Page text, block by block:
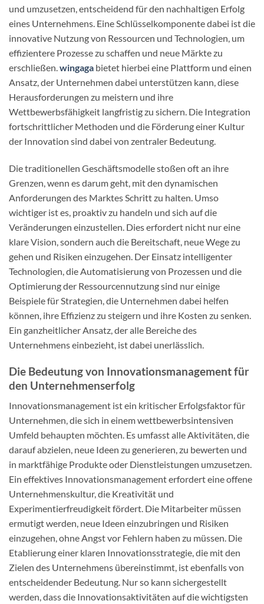
und umzusetzen, entscheidend für den nachhaltigen Erfolg
eines Unternehmens. Eine Schlüsselkomponente dabei ist die
innovative Nutzung von Ressourcen und Technologien, um
effizientere Prozesse zu schaffen und neue Märkte zu
erschließen.wingaga bietet hierbei eine Plattform und einen
Ansatz, der Unternehmen dabei unterstützen kann, diese
Herausforderungen zu meistern und ihre
Wettbewerbsfähigkeit langfristig zu sichern. Die Integration
fortschrittlicher Methoden und die Förderung einer Kultur
der Innovation sind dabei von zentraler Bedeutung.
Die traditionellen Geschäftsmodelle stoßen oft an ihre
Grenzen, wenn es darum geht, mit den dynamischen
Anforderungen des Marktes Schritt zu halten. Umso
wichtiger ist es, proaktiv zu handeln und sich auf die
Veränderungen einzustellen. Dies erfordert nicht nur eine
klare Vision, sondern auch die Bereitschaft, neue Wege zu
gehen und Risiken einzugehen. Der Einsatz intelligenter
Technologien, die Automatisierung von Prozessen und die
Optimierung der Ressourcennutzung sind nur einige
Beispiele für Strategien, die Unternehmen dabei helfen
können, ihre Effizienz zu steigern und ihre Kosten zu senken.
Ein ganzheitlicher Ansatz, der alle Bereiche des
Unternehmens einbezieht, ist dabei unerlässlich.
Die Bedeutung von Innovationsmanagement für
den Unternehmenserfolg
Innovationsmanagement ist ein kritischer Erfolgsfaktor für
Unternehmen, die sich in einem wettbewerbsintensiven
Umfeld behaupten möchten. Es umfasst alle Aktivitäten, die
darauf abzielen, neue Ideen zu generieren, zu bewerten und
in marktfähige Produkte oder Dienstleistungen umzusetzen.
Ein effektives Innovationsmanagement erfordert eine offene
Unternehmenskultur, die Kreativität und
Experimentierfreudigkeit fördert. Die Mitarbeiter müssen
ermutigt werden, neue Ideen einzubringen und Risiken
einzugehen, ohne Angst vor Fehlern haben zu müssen. Die
Etablierung einer klaren Innovationsstrategie, die mit den
Zielen des Unternehmens übereinstimmt, ist ebenfalls von
entscheidender Bedeutung. Nur so kann sichergestellt
werden, dass die Innovationsaktivitäten auf die wichtigsten